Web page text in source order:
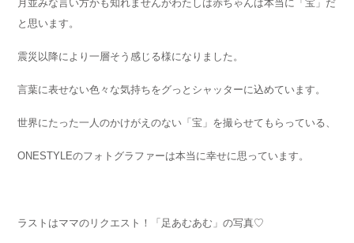
月並みな言い方かも知れませんがわたしは赤ちゃんは本当に「宝」だ
と思います。
震災以降により一層そう感じる様になりました。
言葉に表せない色々な気持ちをグっとシャッターに込めています。
世界にたった一人のかけがえのない「宝」を撮らせてもらっている、
ONESTYLEのフォトグラファーは本当に幸せに思っています。
ラストはママのリクエスト！「足あむあむ」の写真♡